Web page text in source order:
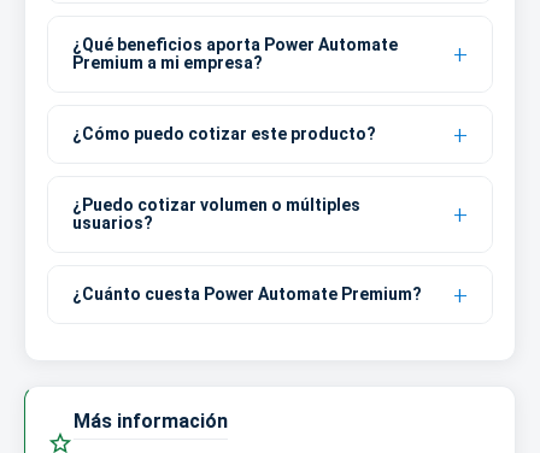
¿Qué beneficios aporta Power Automate
Premium a mi empresa?
¿Cómo puedo cotizar este producto?
¿Puedo cotizar volumen o múltiples
usuarios?
¿Cuánto cuesta Power Automate Premium?

Más información